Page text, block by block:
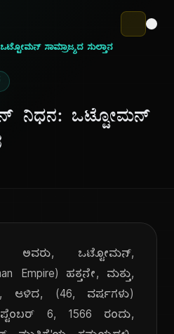
ಸಾಮ್ರಾಜ್ಯದ ಸುಲ್ತಾನ
ನಿಧನ: ಒಟ್ಟೋಮನ್
ಅವರು, ಒಟ್ಟೋಮನ್,
Empire) ಹತ್ತನೇ, ಮತ್ತು,
ಆಳಿದ, (46, ವರ್ಷಗಳು)
6, 1566 ರಂದು,